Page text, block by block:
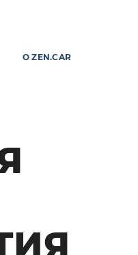
О ZEN.CAR